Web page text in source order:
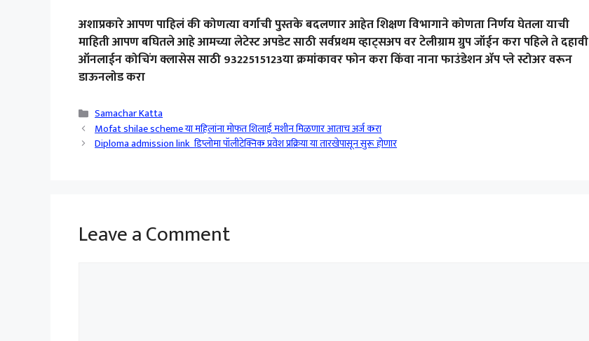
अशाप्रकारे आपण पाहिलं की कोणत्या वर्गाची पुस्तके बदलणार आहेत शिक्षण विभागाने कोणता निर्णय घेतला याची
माहिती आपण बघितले आहे आमच्या लेटेस्ट अपडेट साठी सर्वप्रथम व्हाट्सअप वर टेलीग्राम ग्रुप जॉईन करा पहिले ते दहावी
ऑनलाईन कोचिंग क्लासेस साठी 9322515123या क्रमांकावर फोन करा किंवा नाना फाउंडेशन ॲप प्ले स्टोअर वरून
डाऊनलोड करा
Categories
Samachar Katta
Mofat shilae scheme या महिलांना मोफत शिलाई मशीन मिळणार आताच अर्ज करा
Diploma admission link डिप्लोमा पॉलीटेक्निक प्रवेश प्रक्रिया या तारखेपासून सुरू होणार
Leave a Comment